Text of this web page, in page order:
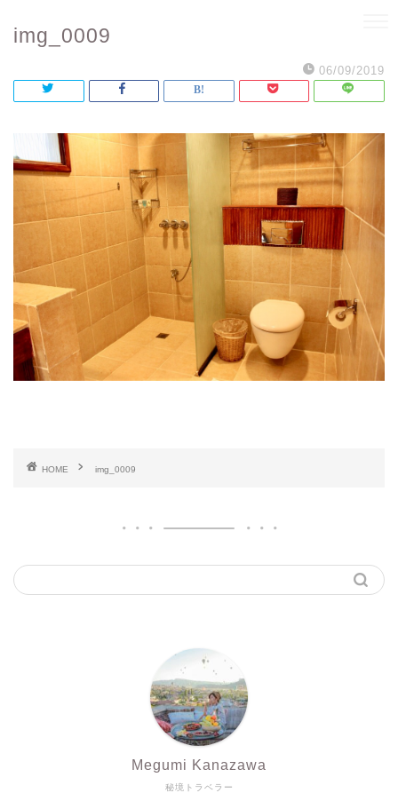
img_0009
06/09/2019
HOME img_0009
秘境トラベラー
Megumi Kanazawa